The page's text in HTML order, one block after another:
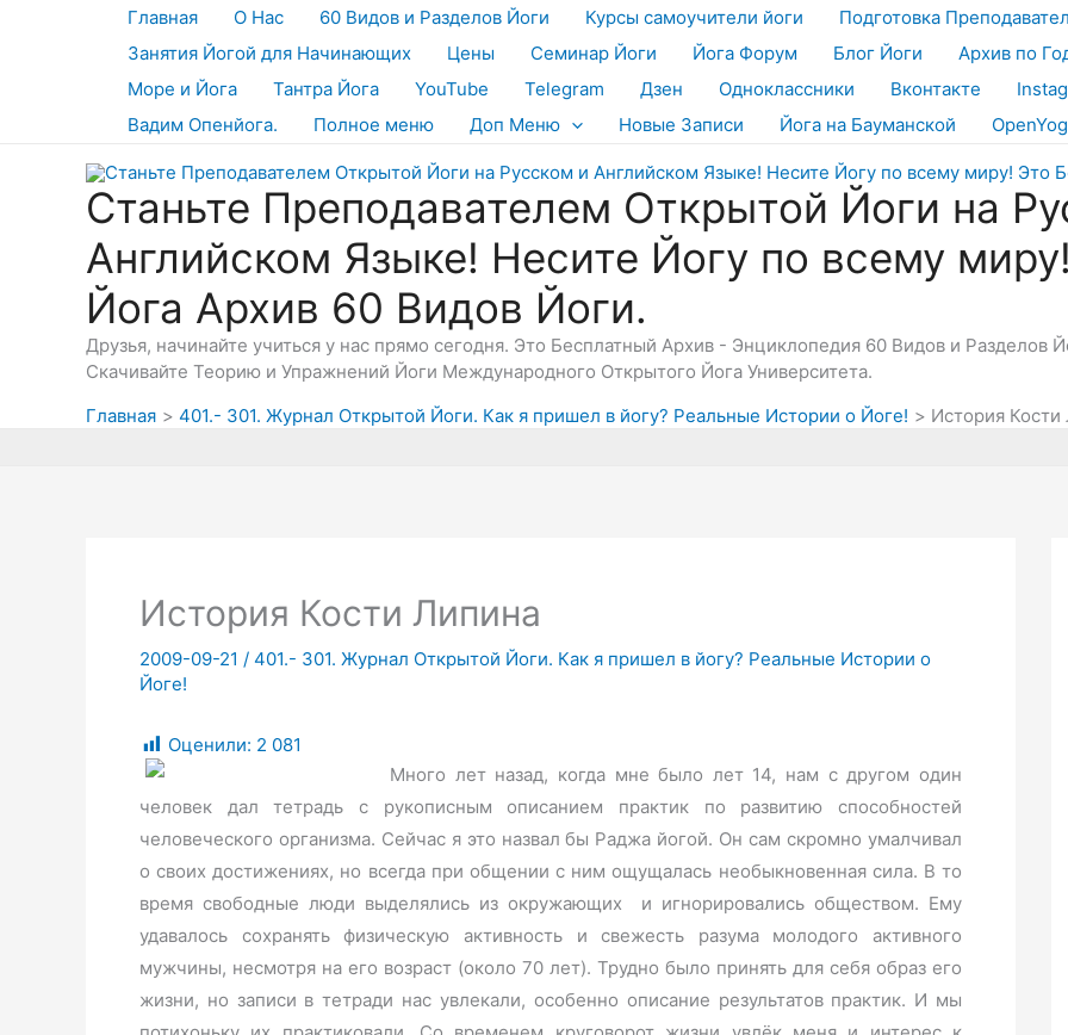
Главная О Нас 60 Видов и Разделов Йоги Курсы самоучители йоги
Подготовка
Занятия Йогой для Начинающих
Цены Семинар Йоги Йога Форум Блог Йоги
Архив по
Море и Йога
Тантра Йога YouTube Telegram Дзен Одноклассники Вконтакте
Вадим Опенйога.
Полное меню Доп Меню Новые Записи Йога на Бауманской
Станьте Преподавателем Открытой Йоги на
Английском Языке! Несите Йогу по всему
Йога Архив 60 Видов Йоги.
Друзья, начинайте учиться у нас прямо сегодня. Это Бесплатный Архив - Энциклопедия 60 Видов и Разделов
Скачивайте Теорию и Упражнений Йоги Международного Открытого Йога Университета.
Главная
401.- 301. Журнал Открытой Йоги. Как я пришел в йогу? Реальные Истории о Йоге! История
История Кости Липина
2009-09-21 / 401.- 301. Журнал Открытой Йоги. Как я пришел в йогу? Реальные Истории о
Йоге!
Оценили: 2 081
Много лет назад, когда мне было лет 14, нам с другом один
человек дал тетрадь с рукописным описанием практик по развитию способностей
человеческого организма. Сейчас я это назвал бы Раджа йогой. Он сам скромно умалчивал
о своих достижениях, но всегда при общении с ним ощущалась необыкновенная сила. В то
время свободные люди выделялись из окружающих и игнорировались обществом. Ему
удавалось сохранять физическую активность и свежесть разума молодого активного
мужчины, несмотря на его возраст (около 70 лет). Трудно было принять для себя образ его
жизни, но записи в тетради нас увлекали, особенно описание результатов практик. И мы